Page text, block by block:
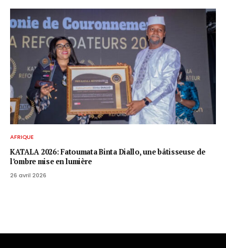
AFRIQUE
KATALA 2026: Fatoumata Binta Diallo, une bâtisseuse de
l’ombre mise en lumière
26 avril 2026